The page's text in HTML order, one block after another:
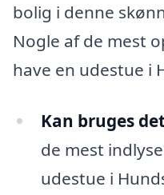
bolig i denne
Nogle af de mest
have en udestue i
Kan bruges
de mest
udestue i